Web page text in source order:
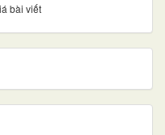
bài viết